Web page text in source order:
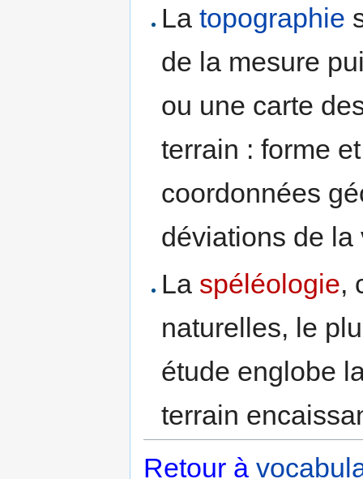
Latopographie
de la mesure
ou une carte
terrain : forme
coordonnées
déviations de
La spéléologie,
naturelles, le
étude englobe
terrain
Retour à